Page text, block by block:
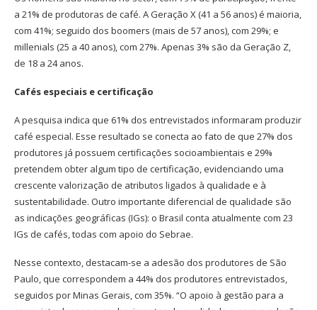
a 21% de produtoras de café. A Geração X (41 a 56 anos) é maioria,
com 41%; seguido dos boomers (mais de 57 anos), com 29%; e
millenials (25 a 40 anos), com 27%. Apenas 3% são da Geração Z,
de 18 a 24 anos.
Cafés especiais e certificação
A pesquisa indica que 61% dos entrevistados informaram produzir
café especial. Esse resultado se conecta ao fato de que 27% dos
produtores já possuem certificações socioambientais e 29%
pretendem obter algum tipo de certificação, evidenciando uma
crescente valorização de atributos ligados à qualidade e à
sustentabilidade. Outro importante diferencial de qualidade são
as indicações geográficas (IGs): o Brasil conta atualmente com 23
IGs de cafés, todas com apoio do Sebrae.
Nesse contexto, destacam-se a adesão dos produtores de São
Paulo, que correspondem a 44% dos produtores entrevistados,
seguidos por Minas Gerais, com 35%. “O apoio à gestão para a